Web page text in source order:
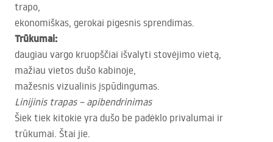
trapo,
ekonomiškas, gerokai pigesnis sprendimas.
Trūkumai:
daugiau vargo kruopščiai išvalyti stovėjimo vietą,
mažiau vietos dušo kabinoje,
mažesnis vizualinis įspūdingumas.
Linijinis trapas – apibendrinimas
Šiek tiek kitokie yra dušo be padėklo privalumai ir
trūkumai. Štai jie.